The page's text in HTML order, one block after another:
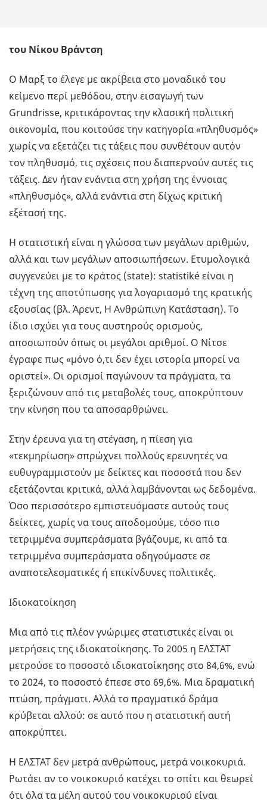
του Νίκου Βράντση
Ο Μαρξ το έλεγε με ακρίβεια στο μοναδικό του
κείμενο περί μεθόδου, στην εισαγωγή των
Grundrisse, κριτικάροντας την κλασική πολιτική
οικονομία, που κοιτούσε την κατηγορία «πληθυσμός»
χωρίς να εξετάζει τις τάξεις που συνθέτουν αυτόν
τον πληθυσμό, τις σχέσεις που διαπερνούν αυτές τις
τάξεις. Δεν ήταν ενάντια στη χρήση της έννοιας
«πληθυσμός», αλλά ενάντια στη δίχως κριτική
εξέτασή της.
Η στατιστική είναι η γλώσσα των μεγάλων αριθμών,
αλλά και των μεγάλων αποσιωπήσεων. Ετυμολογικά
συγγενεύει με το κράτος (state): statistiké είναι η
τέχνη της αποτύπωσης για λογαριασμό της κρατικής
εξουσίας (βλ. Άρεντ, Η Ανθρώπινη Κατάσταση). Το
ίδιο ισχύει για τους αυστηρούς ορισμούς,
αποσιωπούν όπως οι μεγάλοι αριθμοί. Ο Νίτσε
έγραφε πως «μόνο ό,τι δεν έχει ιστορία μπορεί να
οριστεί». Οι ορισμοί παγώνουν τα πράγματα, τα
ξεριζώνουν από τις μεταβολές τους, αποκρύπτουν
την κίνηση που τα αποσαρθρώνει.
Στην έρευνα για τη στέγαση, η πίεση για
«τεκμηρίωση» σπρώχνει πολλούς ερευνητές να
ευθυγραμμιστούν με δείκτες και ποσοστά που δεν
εξετάζονται κριτικά, αλλά λαμβάνονται ως δεδομένα.
Όσο περισσότερο εμπιστευόμαστε αυτούς τους
δείκτες, χωρίς να τους αποδομούμε, τόσο πιο
τετριμμένα συμπεράσματα βγάζουμε, κι από τα
τετριμμένα συμπεράσματα οδηγούμαστε σε
αναποτελεσματικές ή επικίνδυνες πολιτικές.
Ιδιοκατοίκηση
Μια από τις πλέον γνώριμες στατιστικές είναι οι
μετρήσεις της ιδιοκατοίκησης. Το 2005 η ΕΛΣΤΑΤ
μετρούσε το ποσοστό ιδιοκατοίκησης στο 84,6%, ενώ
το 2024, το ποσοστό έπεσε στο 69,6%. Μια δραματική
πτώση, πράγματι. Αλλά το πραγματικό δράμα
κρύβεται αλλού: σε αυτό που η στατιστική αυτή
αποκρύπτει.
Η ΕΛΣΤΑΤ δεν μετρά ανθρώπους, μετρά νοικοκυριά.
Ρωτάει αν το νοικοκυριό κατέχει το σπίτι και θεωρεί
ότι όλα τα μέλη αυτού του νοικοκυριού είναι